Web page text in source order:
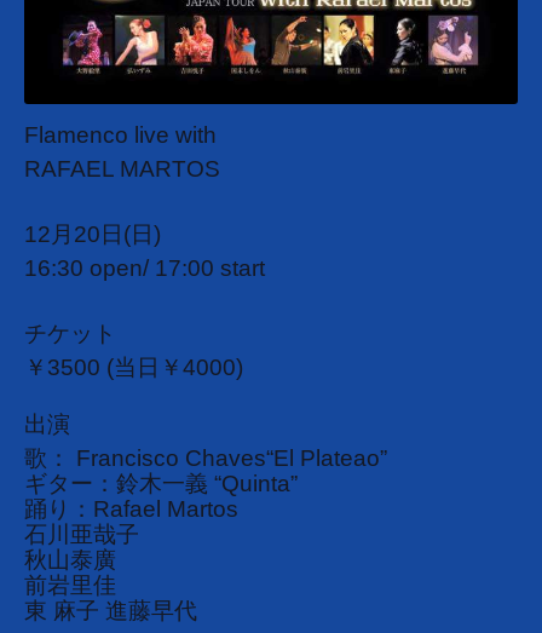
Flamenco live with
RAFAEL MARTOS
12月20日(日)
16:30 open/ 17:00 start
チケット
￥3500 (当日￥4000)
出演
歌： Francisco Chaves“El Plateao”
ギター：鈴木一義 “Quinta”
踊り：Rafael Martos
石川亜哉子
秋山泰廣
前岩里佳
東 麻子 進藤早代